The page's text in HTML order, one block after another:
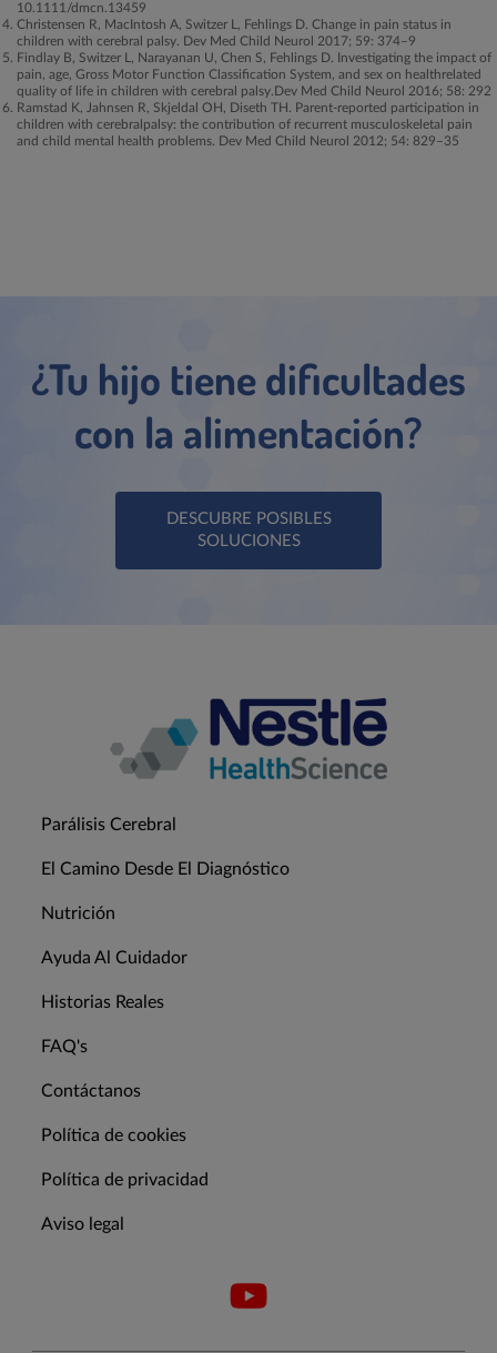
10.1111/dmcn.13459
Christensen R, MacIntosh A, Switzer L, Fehlings D. Change in pain status in
children with cerebral palsy. Dev Med Child Neurol 2017; 59: 374–9
Findlay B, Switzer L, Narayanan U, Chen S, Fehlings D. Investigating the impact of
pain, age, Gross Motor Function Classification System, and sex on healthrelated
quality of life in children with cerebral palsy.Dev Med Child Neurol 2016; 58: 292
Ramstad K, Jahnsen R, Skjeldal OH, Diseth TH. Parent-reported participation in
children with cerebralpalsy: the contribution of recurrent musculoskeletal pain
and child mental health problems. Dev Med Child Neurol 2012; 54: 829–35
¿Tu hijo tiene dificultades
con la alimentación?
DESCUBRE POSIBLES
SOLUCIONES
Parálisis Cerebral
El Camino Desde El Diagnóstico
Nutrición
Ayuda Al Cuidador
Historias Reales
FAQ's
Contáctanos
Política de cookies
Política de privacidad
Aviso legal